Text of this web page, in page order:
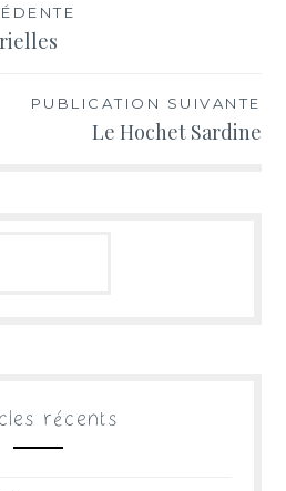
PUBLICATION SUIVANTE
Le Hochet Sardine
récents